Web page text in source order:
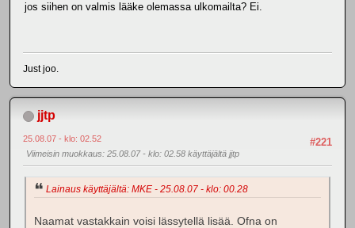
jos siihen on valmis lääke olemassa ulkomailta? Ei.
Just joo.
jjtp
#221
25.08.07 - klo: 02.52
Viimeisin muokkaus: 25.08.07 - klo: 02.58 käyttäjältä jjtp
Lainaus käyttäjältä: MKE - 25.08.07 - klo: 00.28
Naamat vastakkain voisi lässytellä lisää. Ofna on